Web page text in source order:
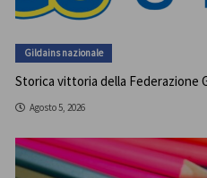
Gildains nazionale
Storica vittoria della Federazione
Agosto 5, 2026